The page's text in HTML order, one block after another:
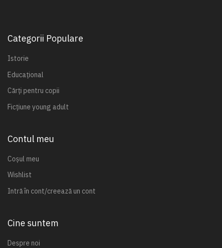
Categorii Populare
Istorie
Educațional
Cărți pentru copii
Ficțiune young adult
Contul meu
Coșul meu
Wishlist
Intră în cont/creează un cont
Cine suntem
Despre noi